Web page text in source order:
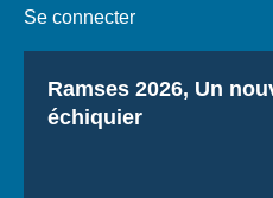
Se connecter
Titre
Ramses 2026, Un
échiquier